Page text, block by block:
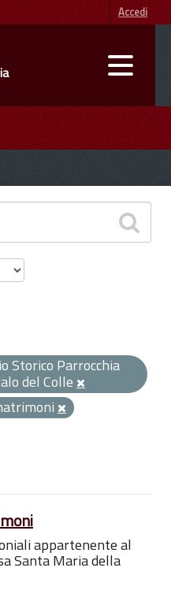
Accedi
Storico Parrocchia
del Colle
appartenente al
Santa Maria della